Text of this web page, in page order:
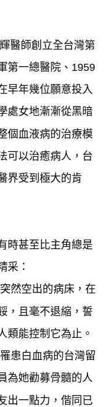
醫師創立全台灣第
第一總醫院、1959
早年幾位願意投入
處女地漸漸從黑暗
個血液病的治療模
可以治癒病人，台
界受到極大的肯
時甚至比主角總是
采：
然空出的病床，在
，且毫不退縮，誓
類能控制它為止。
患白血病的台灣留
為她勸募骨髓的人
出一點力，偕同已